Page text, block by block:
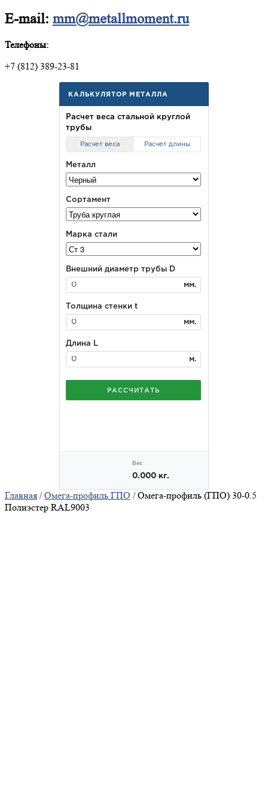
E-mail: mm@metallmoment.ru
Телефоны:
+7 (812) 389-23-81
Главная /Омега-профиль ГПО / Омега-профиль (ГПО) 30-0.5
Полиэстер RAL9003